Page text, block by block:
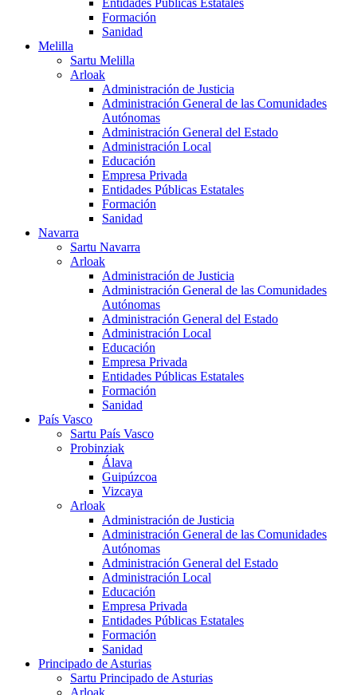
Entidades Públicas Estatales
Formación
Sanidad
Melilla
Sartu Melilla
Arloak
Administración de Justicia
Administración General de las Comunidades
Autónomas
Administración General del Estado
Administración Local
Educación
Empresa Privada
Entidades Públicas Estatales
Formación
Sanidad
Navarra
Sartu Navarra
Arloak
Administración de Justicia
Administración General de las Comunidades
Autónomas
Administración General del Estado
Administración Local
Educación
Empresa Privada
Entidades Públicas Estatales
Formación
Sanidad
País Vasco
Sartu País Vasco
Probinziak
Álava
Guipúzcoa
Vizcaya
Arloak
Administración de Justicia
Administración General de las Comunidades
Autónomas
Administración General del Estado
Administración Local
Educación
Empresa Privada
Entidades Públicas Estatales
Formación
Sanidad
Principado de Asturias
Sartu Principado de Asturias